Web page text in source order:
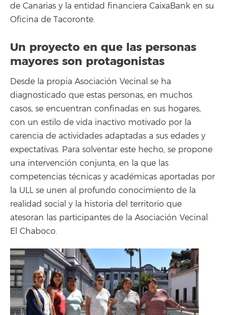
de Canarias y la entidad financiera CaixaBank en su
Oficina de Tacoronte.
Un proyecto en que las personas
mayores son protagonistas
Desde la propia Asociación Vecinal se ha
diagnosticado que estas personas, en muchos
casos, se encuentran confinadas en sus hogares,
con un estilo de vida inactivo motivado por la
carencia de actividades adaptadas a sus edades y
expectativas. Para solventar este hecho, se propone
una intervención conjunta, en la que las
competencias técnicas y académicas aportadas por
la ULL se unen al profundo conocimiento de la
realidad social y la historia del territorio que
atesoran las participantes de la Asociación Vecinal
El Chaboco.